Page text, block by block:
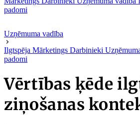
padomi
Uzņēmuma vadība
Ilgtspēja Mārketings Darbinieki
padomi
Vērtības ķēde
ziņošanas